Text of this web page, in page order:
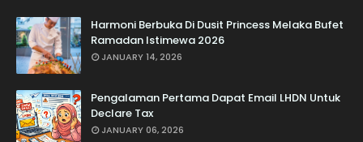
Harmoni Berbuka Di Dusit Princess Melaka Bufet
Ramadan Istimewa 2026
JANUARY 14, 2026
Pengalaman Pertama Dapat Email LHDN Untuk
Declare Tax
JANUARY 06, 2026